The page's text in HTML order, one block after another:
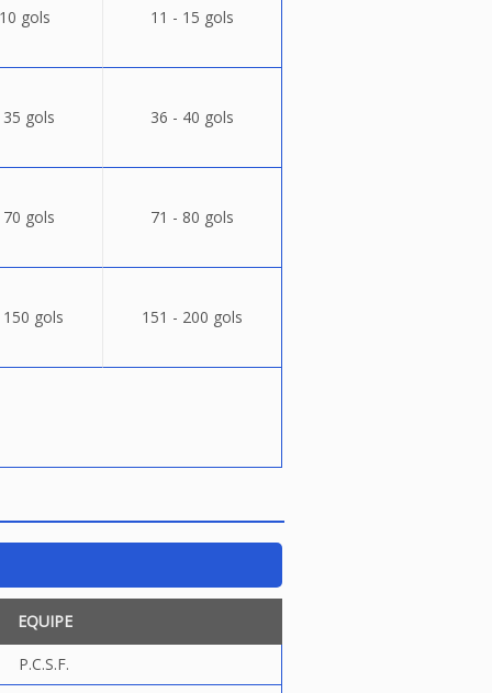
gols 11 - 15 gols
gols 36 - 40 gols
gols 71 - 80 gols
gols 151 - 200 gols
EQUIPE
P.C.S.F.